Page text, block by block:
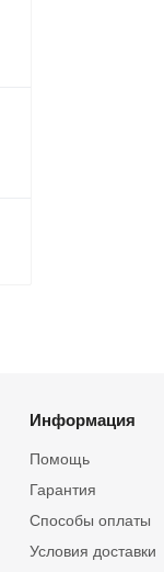
Информация
Помощь
Гарантия
Способы оплаты
Условия доставки